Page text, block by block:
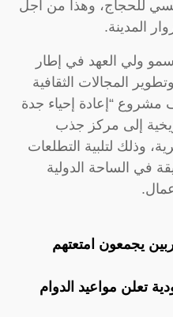
للحجاج، وهذا من أجل
المدينة.
سمو ولي العهد في إطار
المجالات الثقافية
مشروع “إعادة إحياء جدة
إلى مركز جذب
وذلك لتلبية التطلعات
في الساحة الدولية
يجمعون امتعتهم
تعلن مواعيد الدوام